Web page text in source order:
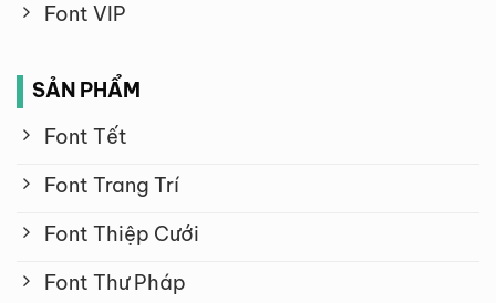
Font VIP
SẢN PHẨM
Font Tết
Font Trang Trí
Font Thiệp Cưới
Font Thư Pháp